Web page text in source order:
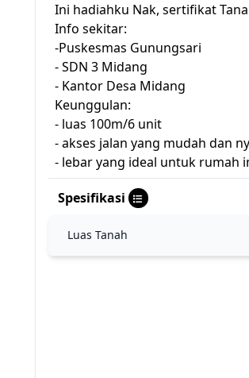
Ini hadiahku Nak, sertifikat
Info sekitar:
-Puskesmas Gunungsari
- SDN 3 Midang
- Kantor Desa Midang
Keunggulan:
- luas 100m/6 unit
- akses jalan yang mudah dan
- lebar yang ideal untuk rumah
Spesifikasi
Luas Tanah